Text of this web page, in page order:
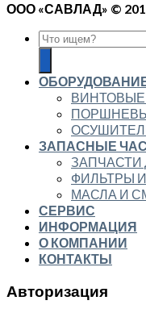
ООО «САВЛАД» ©
ЗАПАСНЫЕ
ФИЛЬТРЫ И
МАСЛА И
СЕРВИС
ИНФОРМАЦИЯ
О КОМПАНИИ
КОНТАКТЫ
Авторизация